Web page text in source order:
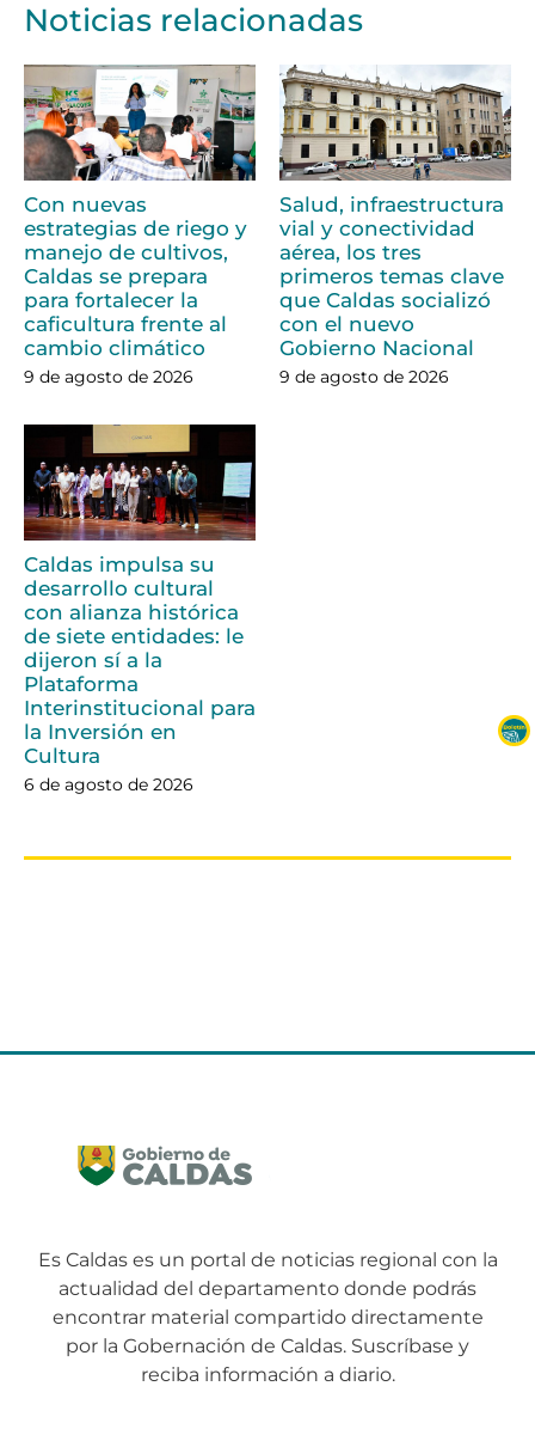
Noticias relacionadas
Con nuevas
estrategias de riego y
manejo de cultivos,
Caldas se prepara
para fortalecer la
caficultura frente al
cambio climático
9 de agosto de 2026
Salud, infraestructura
vial y conectividad
aérea, los tres
primeros temas clave
que Caldas socializó
con el nuevo
Gobierno Nacional
9 de agosto de 2026
Caldas impulsa su
desarrollo cultural
con alianza histórica
de siete entidades: le
dijeron sí a la
Plataforma
Interinstitucional para
la Inversión en
Cultura
6 de agosto de 2026
Es Caldas es un portal de noticias regional con la
actualidad del departamento donde podrás
encontrar material compartido directamente
por la Gobernación de Caldas. Suscríbase y
reciba información a diario.